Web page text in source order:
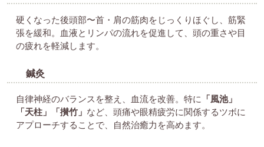
硬くなった後頭部〜首・肩の筋肉をじっくりほぐし、筋緊
張を緩和。血液とリンパの流れを促進して、頭の重さや目
の疲れを軽減します。
鍼灸
自律神経のバランスを整え、血流を改善。特に
「風池」
「天柱」「攅竹」 など、頭痛や眼精疲労に関係するツボに
アプローチすることで、自然治癒力を高めます。